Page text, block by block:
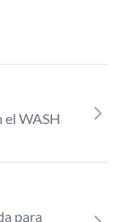
el WASH
para